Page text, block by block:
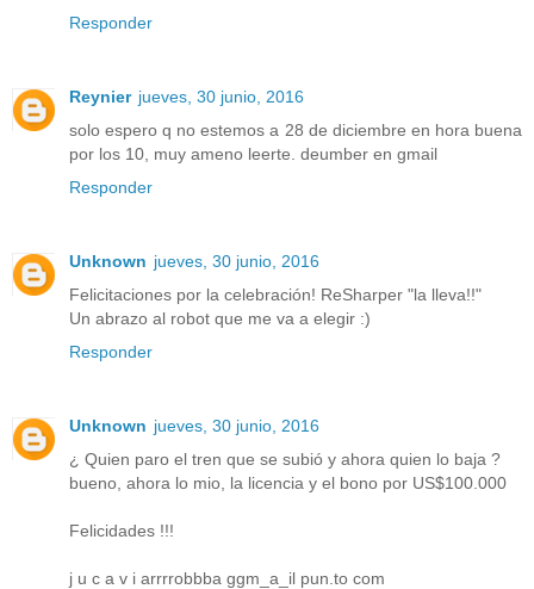
Responder
Reynier jueves, 30 junio, 2016
solo espero q no estemos a 28 de diciembre en hora buena
por los 10, muy ameno leerte. deumber en gmail
Responder
Unknown jueves, 30 junio, 2016
Felicitaciones por la celebración! ReSharper "la lleva!!"
Un abrazo al robot que me va a elegir :)
Responder
Unknown jueves, 30 junio, 2016
¿ Quien paro el tren que se subió y ahora quien lo baja ?
bueno, ahora lo mio, la licencia y el bono por US$100.000
Felicidades !!!
j u c a v i arrrrobbba ggm_a_il pun.to com